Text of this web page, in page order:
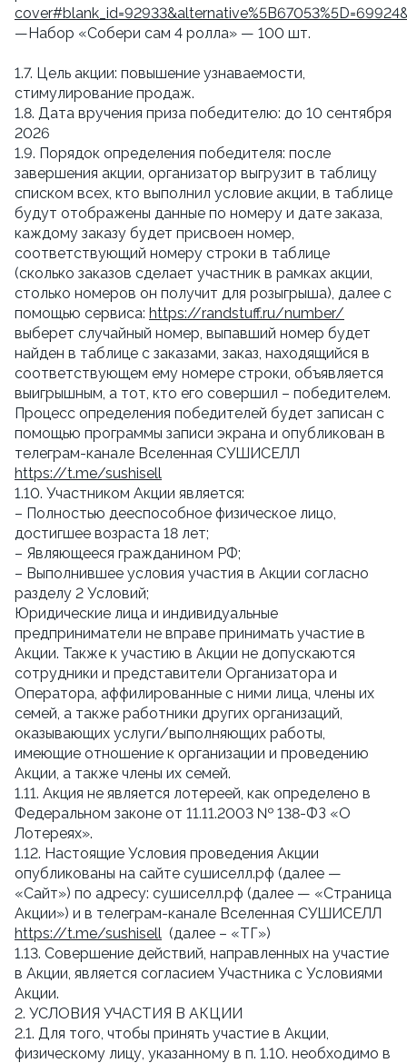
—Набор «Собери сам 4 ролла» — 100 шт.
1.7. Цель акции: повышение узнаваемости,
стимулирование продаж.
1.8. Дата вручения приза победителю: до 10 сентября
2026
1.9. Порядок определения победителя: после
завершения акции, организатор выгрузит в таблицу
списком всех, кто выполнил условие акции, в таблице
будут отображены данные по номеру и дате заказа,
каждому заказу будет присвоен номер,
соответствующий номеру строки в таблице
(сколько заказов сделает участник в рамках акции,
столько номеров он получит для розыгрыша), далее с
помощью сервиса: https://randstuff.ru/number/
выберет случайный номер, выпавший номер будет
найден в таблице с заказами, заказ, находящийся в
соответствующем ему номере строки, объявляется
выигрышным, а тот, кто его совершил – победителем.
Процесс определения победителей будет записан с
помощью программы записи экрана и опубликован в
телеграм-канале Вселенная СУШИСЕЛЛ
https://t.me/sushisell
1.10. Участником Акции является:
– Полностью дееспособное физическое лицо,
достигшее возраста 18 лет;
– Являющееся гражданином РФ;
– Выполнившее условия участия в Акции согласно
разделу 2 Условий;
Юридические лица и индивидуальные
предприниматели не вправе принимать участие в
Акции. Также к участию в Акции не допускаются
сотрудники и представители Организатора и
Оператора, аффилированные с ними лица, члены их
семей, а также работники других организаций,
оказывающих услуги/выполняющих работы,
имеющие отношение к организации и проведению
Акции, а также члены их семей.
1.11. Акция не является лотереей, как определено в
Федеральном законе от 11.11.2003 № 138-ФЗ «О
Лотереях».
1.12. Настоящие Условия проведения Акции
опубликованы на сайте сушиселл.рф (далее —
«Сайт») по адресу: сушиселл.рф (далее — «Страница
Акции») и в телеграм-канале Вселенная СУШИСЕЛЛ
https://t.me/sushisell (далее – «ТГ»)
1.13. Совершение действий, направленных на участие
в Акции, является согласием Участника с Условиями
Акции.
2. УСЛОВИЯ УЧАСТИЯ В АКЦИИ
2.1. Для того, чтобы принять участие в Акции,
физическому лицу, указанному в п. 1.10. необходимо в